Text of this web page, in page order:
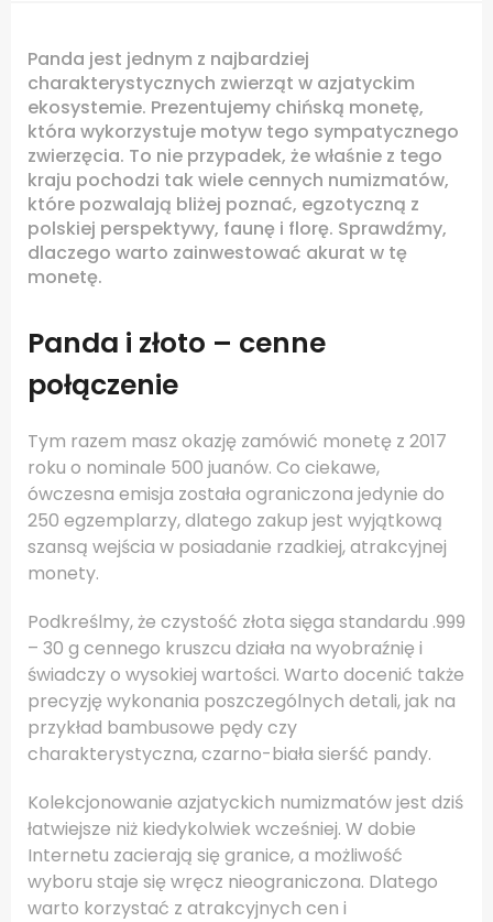
Panda jest jednym z najbardziej
charakterystycznych zwierząt w azjatyckim
ekosystemie. Prezentujemy chińską monetę,
która wykorzystuje motyw tego sympatycznego
zwierzęcia. To nie przypadek, że właśnie z tego
kraju pochodzi tak wiele cennych numizmatów,
które pozwalają bliżej poznać, egzotyczną z
polskiej perspektywy, faunę i florę. Sprawdźmy,
dlaczego warto zainwestować akurat w tę
monetę.
Panda i złoto – cenne
połączenie
Tym razem masz okazję zamówić monetę z 2017
roku o nominale 500 juanów. Co ciekawe,
ówczesna emisja została ograniczona jedynie do
250 egzemplarzy, dlatego zakup jest wyjątkową
szansą wejścia w posiadanie rzadkiej, atrakcyjnej
monety.
Podkreślmy, że czystość złota sięga standardu .999
– 30 g cennego kruszcu działa na wyobraźnię i
świadczy o wysokiej wartości. Warto docenić także
precyzję wykonania poszczególnych detali, jak na
przykład bambusowe pędy czy
charakterystyczna, czarno-biała sierść pandy.
Kolekcjonowanie azjatyckich numizmatów jest dziś
łatwiejsze niż kiedykolwiek wcześniej. W dobie
Internetu zacierają się granice, a możliwość
wyboru staje się wręcz nieograniczona. Dlatego
warto korzystać z atrakcyjnych cen i